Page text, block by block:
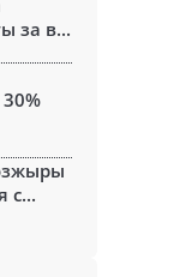
за в...
с...